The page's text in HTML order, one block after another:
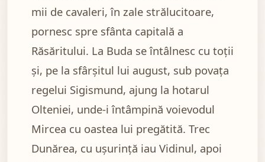
mii de cavaleri, în zale strălucitoare,
pornesc spre sfânta capitală a
Răsăritului. La Buda se întâlnesc cu toții
și, pe la sfârșitul lui august, sub povața
regelui Sigismund, ajung la hotarul
Olteniei, unde-i întâmpină voievodul
Mircea cu oastea lui pregătită. Trec
Dunărea, cu ușurință iau Vidinul, apoi